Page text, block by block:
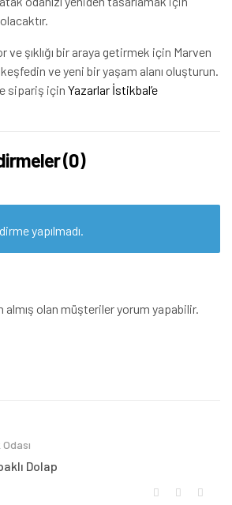
ve şıklığı bir araya getirmek için Marven
keşfedin ve yeni bir yaşam alanı oluşturun.
sipariş için Yazarlar İstikbal’e
(0)
yapılmadı.
almış olan müşteriler yorum yapabilir.
Dolap